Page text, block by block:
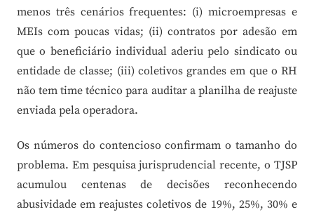
menos três cenários frequentes: (i) microempresas e
MEIs com poucas vidas; (ii) contratos por adesão em
que o beneficiário individual aderiu pelo sindicato ou
entidade de classe; (iii) coletivos grandes em que o RH
não tem time técnico para auditar a planilha de reajuste
enviada pela operadora.
Os números do contencioso confirmam o tamanho do
problema. Em pesquisa jurisprudencial recente, o TJSP
acumulou centenas de decisões reconhecendo
abusividade em reajustes coletivos de 19%, 25%, 30% e